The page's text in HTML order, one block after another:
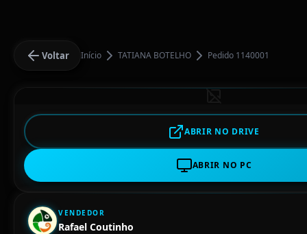
Voltar Início TATIANA BOTELHO Pedido 1140001
ABRIR NO DRIVE
ABRIR NO PC
VENDEDOR
Rafael Coutinho